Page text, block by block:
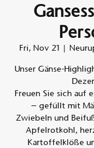
Fri, Nov 21
  |
Unser Gänse-
Freuen Sie sich auf
– gefüllt mit
Zwiebeln und
Apfelrotkohl,
Kartoffelklöße